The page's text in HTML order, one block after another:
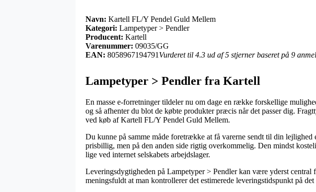
Navn: Kartell FL/Y Pendel Guld Mellem
Kategori: Lampetyper > Pendler
Producent: Kartell
Varenummer: 09035/GG
EAN: 8058967194791 Vurderet til 4.3 ud af 5 stjerner baseret på 9
Lampetyper > Pendler fra Kartell
En masse e-forretninger tildeler nu om dage en række forskellige
og så afhenter du blot de købte produkter præcis når det passer dig.
ved køb af Kartell FL/Y Pendel Guld Mellem.
Du kunne på samme måde foretrække at få varerne sendt til din
prisbillig, men på den anden side rigtig overkommelig. Den mindst
lige ved internet selskabets arbejdslager.
Leveringsdygtigheden på Lampetyper > Pendler kan være yderst
meningsfuldt at man kontrollerer det estimerede leveringstidspunkt på